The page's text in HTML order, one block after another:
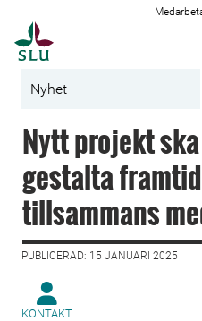
Nyhet
Nytt projekt
gestalta
tillsammans
PUBLICERAD: 15 JANUARI 2025
KONTAKT